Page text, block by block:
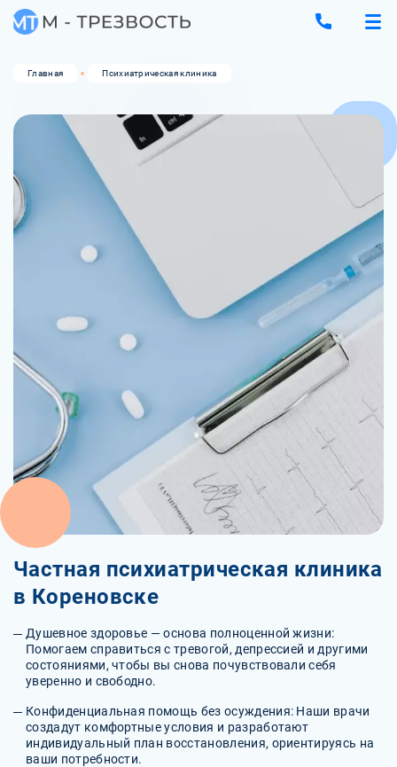
Главная Психиатрическая клиника
Частная психиатрическая клиника
в Кореновске
Душевное здоровье — основа полноценной жизни:
Помогаем справиться с тревогой, депрессией и другими
состояниями, чтобы вы снова почувствовали себя
уверенно и свободно.
Конфиденциальная помощь без осуждения: Наши врачи
создадут комфортные условия и разработают
индивидуальный план восстановления, ориентируясь на
ваши потребности.